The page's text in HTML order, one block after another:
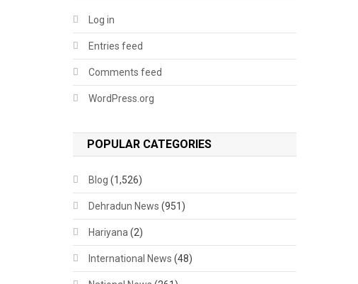
Log in
Entries feed
Comments feed
WordPress.org
POPULAR CATEGORIES
Blog (1,526)
Dehradun News (951)
Hariyana (2)
International News (48)